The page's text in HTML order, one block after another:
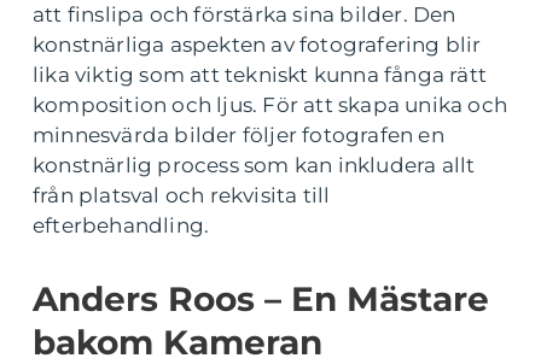
att finslipa och förstärka sina bilder. Den
konstnärliga aspekten av fotografering blir
lika viktig som att tekniskt kunna fånga rätt
komposition och ljus. För att skapa unika och
minnesvärda bilder följer fotografen en
konstnärlig process som kan inkludera allt
från platsval och rekvisita till
efterbehandling.
Anders Roos – En Mästare
bakom Kameran